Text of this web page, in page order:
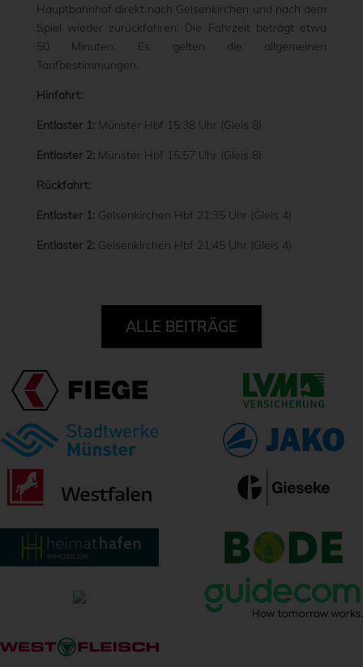
Hauptbahnhof direkt nach Gelsenkirchen und nach dem
Spiel wieder zurückfahren. Die Fahrzeit beträgt etwa
50 Minuten. Es gelten die allgemeinen
Tarifbestimmungen.
Hinfahrt:
Entlaster 1: Münster Hbf 15:38 Uhr (Gleis 8)
Entlaster 2:Münster Hbf 15:57 Uhr (Gleis 8)
Rückfahrt:
Entlaster 1: Gelsenkirchen Hbf 21:35 Uhr (Gleis 4)
Entlaster 2:Gelsenkirchen Hbf 21:45 Uhr (Gleis 4)
ALLE BEITRÄGE